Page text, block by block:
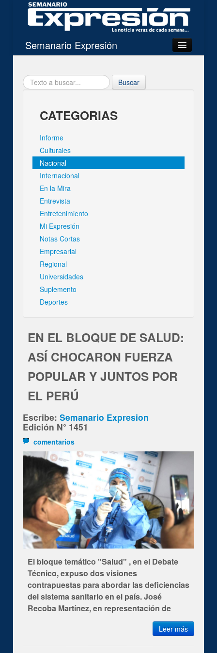
Semanario Expresión
Categorias
Imágenes
Acerca de
Contacto
Buscar
CATEGORIAS
Informe
Culturales
Nacional
Internacional
En la Mira
Entrevista
Entretenimiento
Mi Expresión
Notas Cortas
Empresarial
Regional
Universidades
Suplemento
Deportes
EN EL BLOQUE DE SALUD:
ASÍ CHOCARON FUERZA
POPULAR Y JUNTOS POR
EL PERÚ
Escribe: Semanario Expresion
Edición N° 1451
comentarios
El bloque temático "Salud" , en el Debate
Técnico, expuso dos visiones
contrapuestas para abordar las deficiencias
del sistema sanitario en el país. José
Recoba Martínez, en representación de
Fuerza Popular, y Hernando Cevallos, por
parte de Juntos por el Perú, confrontaron
Leer más